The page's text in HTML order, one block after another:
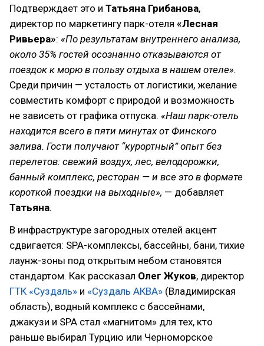
Подтверждает это и Татьяна Грибанова,
директор по маркетингу парк-отеля «Лесная
Ривьера»: «По результатам внутреннего анализа,
около 35% гостей осознанно отказываются от
поездок к морю в пользу отдыха в нашем отеле».
Среди причин — усталость от логистики, желание
совместить комфорт с природой и возможность
не зависеть от графика отпуска. «Наш парк-отель
находится всего в пяти минутах от Финского
залива. Гости получают “курортный” опыт без
перелетов: свежий воздух, лес, велодорожки,
банный комплекс, ресторан — и все это в формате
короткой поездки на выходные», — добавляет
Татьяна.
В инфраструктуре загородных отелей акцент
сдвигается: SPA-комплексы, бассейны, бани, тихие
лаунж-зоны под открытым небом становятся
стандартом. Как рассказал Олег Жуков, директор
ГТК «Суздаль» и «Суздаль АКВА» (Владимирская
область), водный комплекс с бассейнами,
джакузи и SPA стал «магнитом» для тех, кто
раньше выбирал Турцию или Черноморское